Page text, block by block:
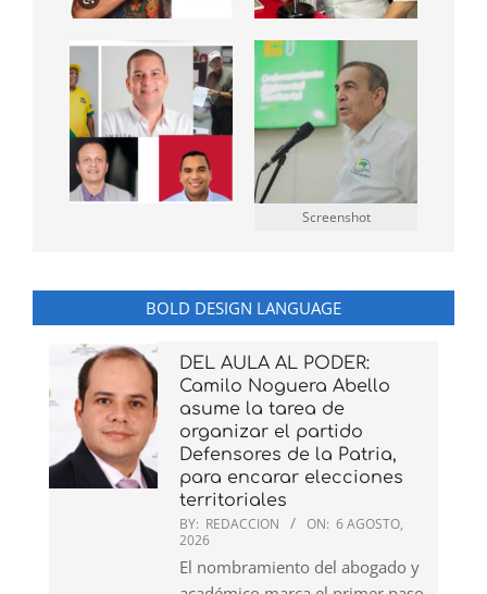
Screenshot
BOLD DESIGN LANGUAGE
DEL AULA AL PODER:
Camilo Noguera Abello
asume la tarea de
organizar el partido
Defensores de la Patria,
para encarar elecciones
territoriales
BY: REDACCION ON: 6 AGOSTO,
2026
El nombramiento del abogado y